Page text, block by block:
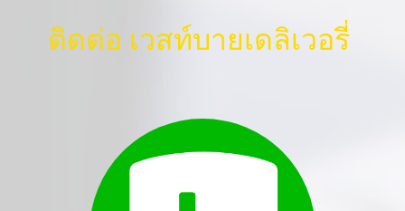
ติดต่อ เวสท์บายเดลิเวอรี่